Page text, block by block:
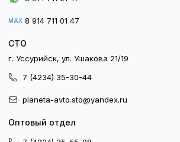
MAX 8 914 711 01 47
СТО
г. Уссурийск, ул. Ушакова 21/19
7 (4234) 35-30-44
planeta-avto.sto@yandex.ru
Оптовый отдел